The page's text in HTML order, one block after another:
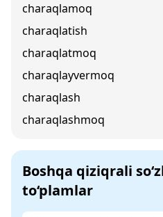
charaqlamoq
charaqlatish
charaqlatmoq
charaqlayvermoq
charaqlash
charaqlashmoq
Boshqa qiziqrali
to‘plamlar